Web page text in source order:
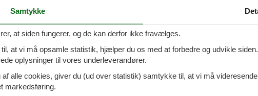
Christian-Westphal-Straße - 23743 -
Grömitz
5 personer
1 husdyr
4 soveværelser
1 badeværelse
Samtykke
at siden fungerer, og de kan derfor ikke fravælges.
at vi må opsamle statistik, hjælper du os med at forbedre og udvikle
oplysninger til vores underleverandører.
alle cookies, giver du (ud over statistik) samtykke til, at vi må
markedsføring.